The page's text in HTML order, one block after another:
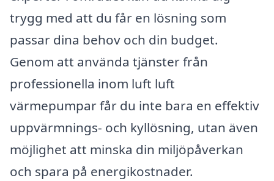
trygg med att du får en lösning som
passar dina behov och din budget.
Genom att använda tjänster från
professionella inom luft luft
värmepumpar får du inte bara en effektiv
uppvärmnings- och kyllösning, utan även
möjlighet att minska din miljöpåverkan
och spara på energikostnader.